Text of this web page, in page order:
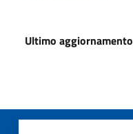
Ultimo aggiornamento